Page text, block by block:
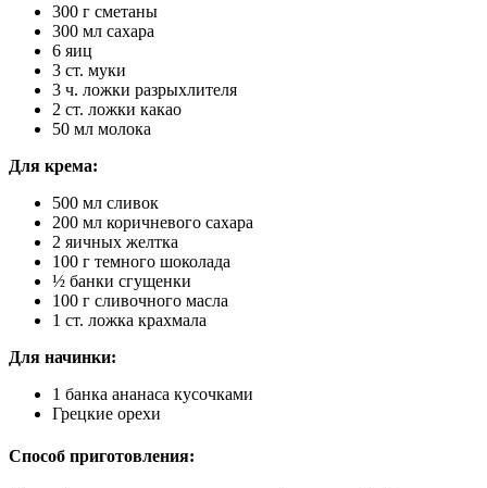
300 г сметаны
300 мл сахара
6 яиц
3 ст. муки
3 ч. ложки разрыхлителя
2 ст. ложки какао
50 мл молока
Для крема:
500 мл сливок
200 мл коричневого сахара
2 яичных желтка
100 г темного шоколада
½ банки сгущенки
100 г сливочного масла
1 ст. ложка крахмала
Для начинки:
1 банка ананаса кусочками
Грецкие орехи
Способ приготовления: